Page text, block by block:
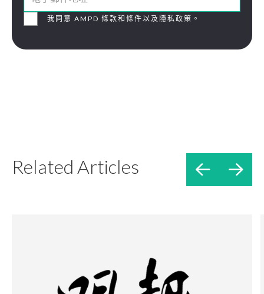
我同意 AMPD 條款和條件以及隱私政策。
Related Articles  